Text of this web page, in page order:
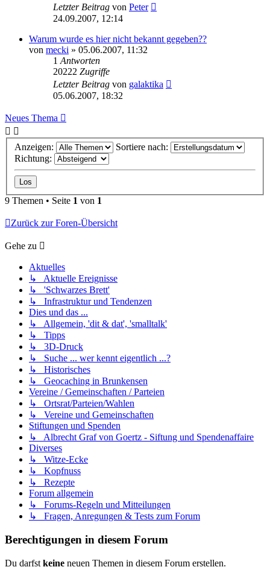
Letzter Beitrag von Peter
24.09.2007, 12:14
Warum wurde es hier nicht bekannt gegeben??
von mecki » 05.06.2007, 11:32
1 Antworten
20222 Zugriffe
Letzter Beitrag von galaktika
05.06.2007, 18:32
Neues Thema
Anzeigen:
Sortiere nach:
Richtung:
9 Themen • Seite 1 von 1
Zurück zur Foren-Übersicht
Gehe zu
Aktuelles
↳ Aktuelle Ereignisse
↳ 'Schwarzes Brett'
↳ Infrastruktur und Tendenzen
Dies und das ...
↳ Allgemein, 'dit & dat', 'smalltalk'
↳ Tipps
↳ 3D-Druck
↳ Suche ... wer kennt eigentlich ...?
↳ Historisches
↳ Geocaching in Brunkensen
Vereine / Gemeinschaften / Parteien
↳ Ortsrat/Parteien/Wahlen
↳ Vereine und Gemeinschaften
Stiftungen und Spenden
↳ Albrecht Graf von Goertz - Siftung und Spendenaffaire
Diverses
↳ Witze-Ecke
↳ Kopfnuss
↳ Rezepte
Forum allgemein
↳ Forums-Regeln und Mitteilungen
↳ Fragen, Anregungen & Tests zum Forum
Berechtigungen in diesem Forum
Du darfst keine neuen Themen in diesem Forum erstellen.